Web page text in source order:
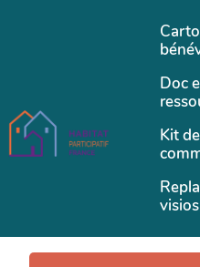
Aller au contenu principal
Doc
Kit de
visios